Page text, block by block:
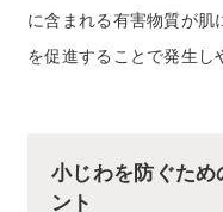
に含まれる有害物質が肌
を促進することで発生し
小じわを防ぐため
ント